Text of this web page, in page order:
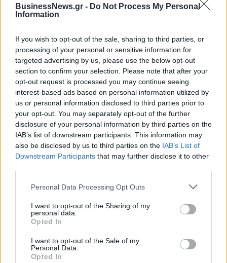
BusinessNews.gr - Do Not Process My Personal
Information
If you wish to opt-out of the sale, sharing to third parties, or
processing of your personal or sensitive information for
targeted advertising by us, please use the below opt-out
section to confirm your selection. Please note that after your
opt-out request is processed you may continue seeing
interest-based ads based on personal information utilized by
us or personal information disclosed to third parties prior to
your opt-out. You may separately opt-out of the further
disclosure of your personal information by third parties on the
IAB’s list of downstream participants. This information may
also be disclosed by us to third parties on the IAB’s List of
Downstream Participants that may further disclose it to other
Personal Data Processing Opt Outs
I want to opt-out of the Sharing of my
personal data.
Opted In
I want to opt-out of the Sale of my
Personal Data.
Opted In
ΡΟΗ ΕΙΔΗΣΕΩΝ
ΥΠΑΑΤ: Επιπλέον 12,5 εκατ. ευρώ στις Περιφέρειες
για την ενίσχυση της βιοασφάλειας
07/08/2026 - 17:02 ΟΙΚΟΝΟΜΙΑ
Deloitte Ελλάδος: Χρηματοοικονομικός σύμβουλος
07/08/2026 - 16:38 ΕΠΙΧΕΙΡΗΣΕΙΣ
Στρατηγική επένδυση του EFA GROUP στη Fractal
για την ανάπτυξη προηγμένων αμυντικών
07/08/2026 - 16:11 ΕΠΙΧΕΙΡΗΣΕΙΣ